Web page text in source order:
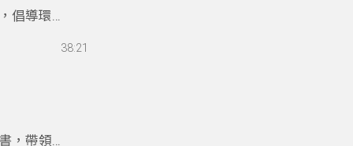
倡導環境
教育設施38:21
，帶領聽